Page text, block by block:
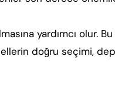
yardımcı olur.
doğru seçimi,